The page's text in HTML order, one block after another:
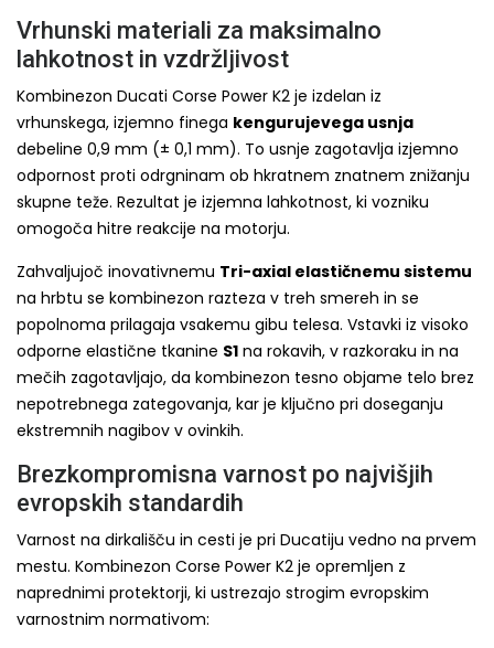
Vrhunski materiali za maksimalno
lahkotnost in vzdržljivost
Kombinezon Ducati Corse Power K2 je izdelan iz
vrhunskega, izjemno finega kengurujevega usnja
debeline 0,9 mm (± 0,1 mm). To usnje zagotavlja izjemno
odpornost proti odrgninam ob hkratnem znatnem znižanju
skupne teže. Rezultat je izjemna lahkotnost, ki vozniku
omogoča hitre reakcije na motorju.
Zahvaljujoč inovativnemu Tri-axial elastičnemu sistemu
na hrbtu se kombinezon razteza v treh smereh in se
popolnoma prilagaja vsakemu gibu telesa. Vstavki iz visoko
odporne elastične tkanine S1 na rokavih, v razkoraku in na
mečih zagotavljajo, da kombinezon tesno objame telo brez
nepotrebnega zategovanja, kar je ključno pri doseganju
ekstremnih nagibov v ovinkih.
Brezkompromisna varnost po najvišjih
evropskih standardih
Varnost na dirkališču in cesti je pri Ducatiju vedno na prvem
mestu. Kombinezon Corse Power K2 je opremljen z
naprednimi protektorji, ki ustrezajo strogim evropskim
varnostnim normativom: